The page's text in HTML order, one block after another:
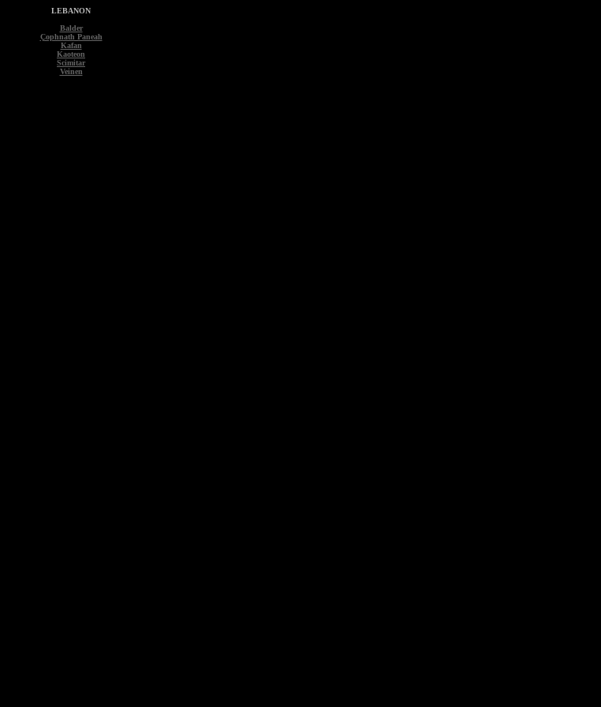
LEBANON
Balder
Çophnath Paneah
Kafan
Kaoteon
Scimitar
Veinen